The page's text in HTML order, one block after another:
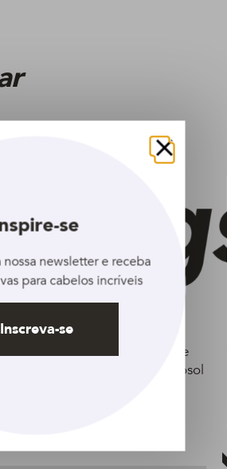
Desodorante Antitranspirante
Rexona Men Invisible en Aerosol
Fechar
se
nossa newsletter e receba
para cabelos incríveis
Inscreva-se